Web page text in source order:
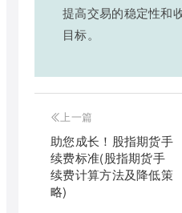
提高交易的稳定性和
目标。
上一篇
助您成长！股指期货手
续费标准(股指期货手
续费计算方法及降低策
略)